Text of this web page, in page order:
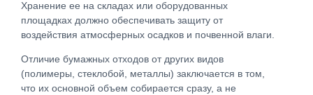
Хранение ее на складах или оборудованных
площадках должно обеспечивать защиту от
воздействия атмосферных осадков и почвенной влаги.
Отличие бумажных отходов от других видов
(полимеры, стеклобой, металлы) заключается в том,
что их основной объем собирается сразу, а не